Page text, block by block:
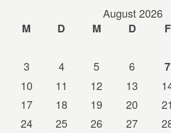
August 2026
M
D M D F
3
4 5 6 7
10
11 12 13
17
18 19 20 21
24
25 26 27